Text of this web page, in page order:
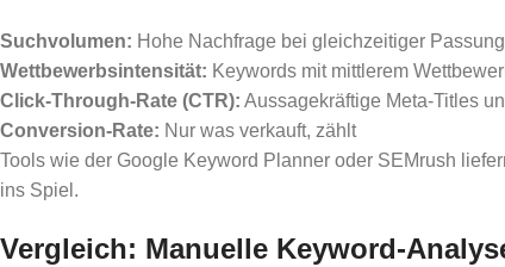
Suchvolumen: Hohe Nachfrage bei gleichzeitiger
Wettbewerbsintensität: Keywords mit mittlerem
Click-Through-Rate (CTR): Aussagekräftige Meta-Titles
Conversion-Rate: Nur was verkauft, zählt
Tools wie der Google Keyword Planner oder SEMrush
ins Spiel.
Vergleich: Manuelle Keyword-